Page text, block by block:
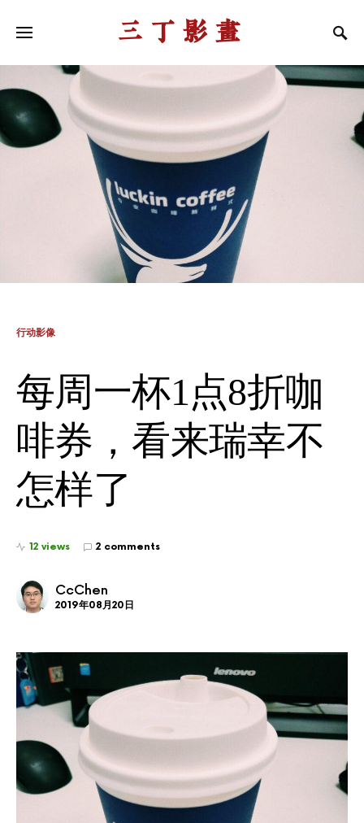
三丁影画
行动影像
每周一杯1点8折咖
啡券，看来瑞幸不
怎样了
12 views 2 comments
CcChen
2019年08月20日